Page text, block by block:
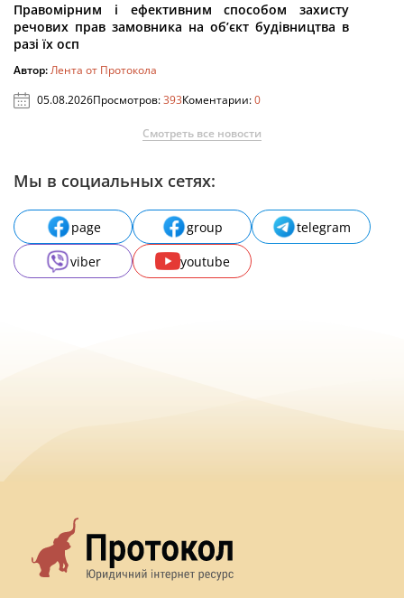
Правомірним і ефективним способом захисту
речових прав замовника на об’єкт будівництва в
разі їх осп
Автор:Лента от Протокола
05.08.2026Просмотров:393Коментарии:0
Смотреть все новости
Мы в социальных сетях:
page group
telegram
viber
youtube